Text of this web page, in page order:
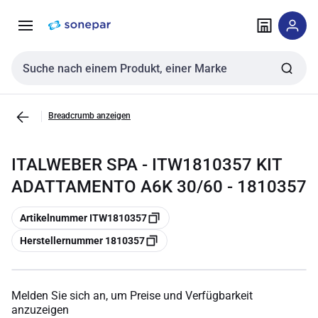
NavigationInhalt
Sucheingabe
Breadcrumb anzeigen
ITALWEBER SPA - ITW1810357 KIT
ADATTAMENTO A6K 30/60 - 1810357
Kopieren
Artikelnummer ITW1810357
Kopieren
Herstellernummer 1810357
Melden Sie sich an, um Preise und Verfügbarkeit
anzuzeigen